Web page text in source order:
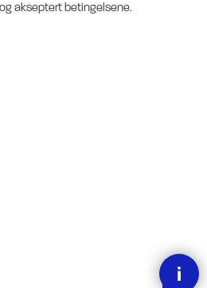
akseptert betingelsene.